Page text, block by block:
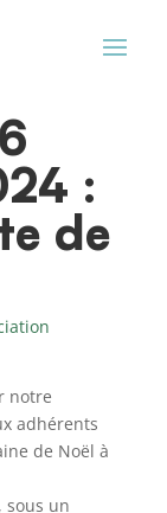
:
de
notre
adhérents
de Noël à
sous un